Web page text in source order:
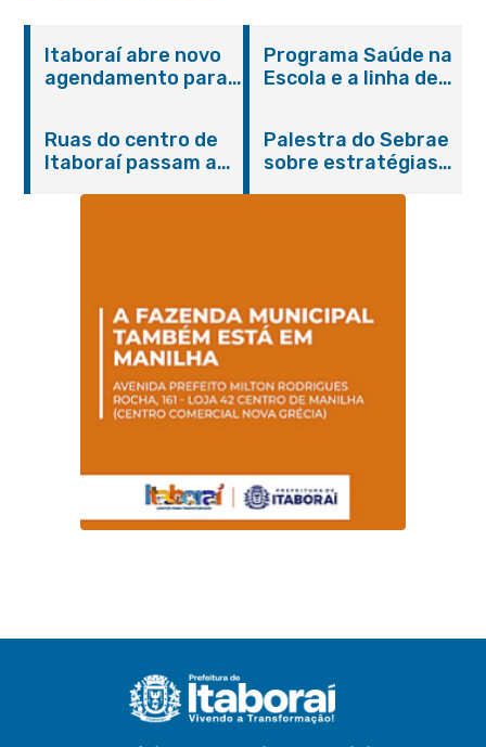
Itaboraí abre novo
agendamento para
Programa Saúde na
Escola e a linha de
promovem
conscientização
sobre hanseníase
Ruas do centro de
Itaboraí passam a
Palestra do Sebrae
sobre estratégias